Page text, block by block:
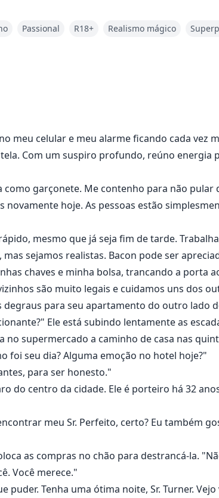
do Submundo, o chefe de todos os chefes na
Passional R18+ Realismo mágico
meu celular e meu alarme ficando cada vez
Com um suspiro profundo, reúno energia
garçonete. Me contenho para não pular
hoje. As pessoas estão
mesmo que já seja fim de tarde.
sejamos realistas. Bacon pode ser
chaves e minha bolsa, trancando a porta
são muito legais e cuidamos uns dos
para seu apartamento do outro lado
Ele está subindo lentamente as
no supermercado a caminho de casa nas
foi seu dia? Alguma emoção no hotel hoje?"
para ser honesto."
do centro da cidade. Ele é porteiro há 32
meu Sr. Perfeito, certo? Eu também
as compras no chão para destrancá-la.
Você merece."
puder. Tenha uma ótima noite, Sr. Turner.